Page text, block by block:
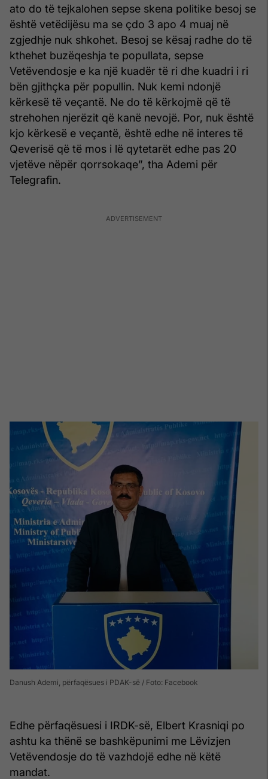
ato do të tejkalohen sepse skena politike besoj se
është vetëdijësu ma se çdo 3 apo 4 muaj në
zgjedhje nuk shkohet. Besoj se kësaj radhe do të
kthehet buzëqeshja te popullata, sepse
Vetëvendosje e ka një kuadër të ri dhe kuadri i ri
bën gjithçka për popullin. Nuk kemi ndonjë
kërkesë të veçantë. Ne do të kërkojmë që të
strehohen njerëzit që kanë nevojë. Por, nuk është
kjo kërkesë e veçantë, është edhe në interes të
Qeverisë që të mos i lë qytetarët edhe pas 20
vjetëve nëpër qorrsokaqe”, tha Ademi për
Telegrafin.
Danush Ademi, përfaqësues i PDAK-së / Foto: Facebook
Edhe përfaqësuesi i IRDK-së, Elbert Krasniqi po
ashtu ka thënë se bashkëpunimi me Lëvizjen
Vetëvendosje do të vazhdojë edhe në këtë
mandat.